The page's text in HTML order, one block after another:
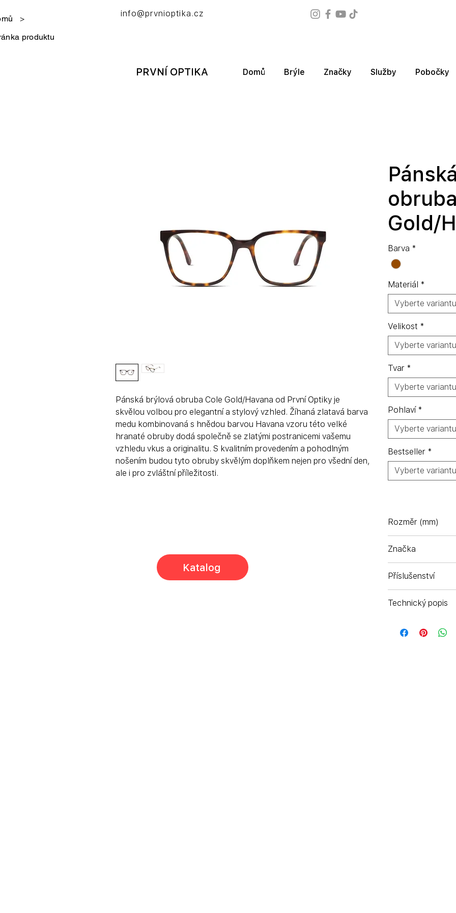
>
produktu
info@prvnioptika.cz
PRVNÍ OPTIKA Domů Brýle Značky Služby Pobočky
Pánská brýlová obruba Cole Gold/Havana od První Optiky je
skvělou volbou pro elegantní a stylový vzhled. Žíhaná zlatavá barva
medu kombinovaná s hnědou barvou Havana vzoru této velké
hranaté obruby dodá společně se zlatými postranicemi vašemu
vzhledu vkus a originalitu. S kvalitním provedením a pohodlným
nošením budou tyto obruby skvělým doplňkem nejen pro všední den,
ale i pro zvláštní příležitosti.
Gold/
Barva *
Materiál *
Vyberte variantu
Velikost *
Vyberte variantu
Tvar *
Vyberte variantu
Pohlaví *
Vyberte variantu
Bestseller *
Vyberte variantu
Rozměr (mm)
Značka
Příslušenství
Technický popis
drátkém z
Katalog